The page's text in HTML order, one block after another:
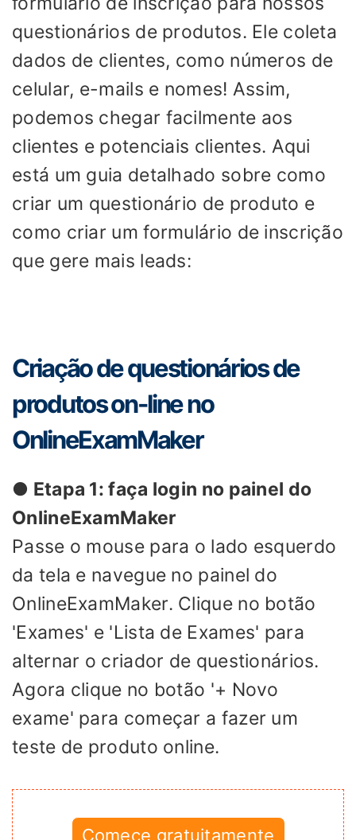
questionários de produtos. Ele coleta
dados de clientes, como números de
celular, e-mails e nomes! Assim,
podemos chegar facilmente aos
clientes e potenciais clientes. Aqui
está um guia detalhado sobre como
criar um questionário de produto e
como criar um formulário de inscrição
que gere mais leads:
Criação de questionários de
produtos on-line no
OnlineExamMaker
● Etapa 1: faça login no painel do
OnlineExamMaker
Passe o mouse para o lado esquerdo
da tela e navegue no painel do
OnlineExamMaker. Clique no botão
'Exames' e 'Lista de Exames' para
alternar o criador de questionários.
Agora clique no botão '+ Novo
exame' para começar a fazer um
teste de produto online.
Comece gratuitamente